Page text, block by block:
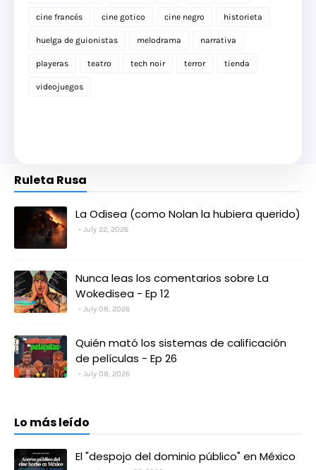
cine francés cine gotico cine negro historieta
huelga de guionistas melodrama narrativa
playeras teatro tech noir terror tienda
videojuegos
Ruleta Rusa
La Odisea (como Nolan la hubiera querido)
July 22, 2026
Nunca leas los comentarios sobre La
Wokedisea - Ep 12
July 08, 2026
Quién mató los sistemas de calificación
de películas - Ep 26
July 08, 2026
Lo más leído
El "despojo del dominio público" en México